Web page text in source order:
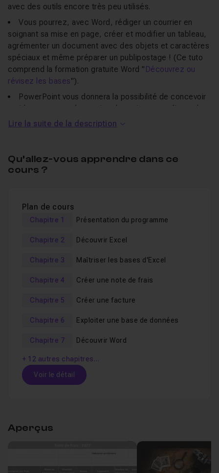
avec des outils encore très peu utilisés.
Vous pourrez, avec Word, rédiger un courrier en
soignant sa mise en page, créer et modifier un tableau,
agrémenter un document avec des objets et caractères
spéciaux et même préparer un publipostage ! (Ce tuto
comprend la formation gratuite Word " Découvrez ou
révisez les bases").
PowerPoint vous donnera la possibilité de concevoir
rapidement une présentation dynamique en utilisant des
outils performants.
quotidien et le langage simple et clair, vous permettront
d'aborder ce tuto très sereinement.
fin de cours.
Je vous souhaite une excellente formation !
Lire la suite de la description
Qu’allez-vous apprendre dans ce
cours ?
Plan de cours
Chapitre 1 Présentation du programme
Chapitre 2 Découvrir Excel
Chapitre 3 Maîtriser les bases d'Excel
Chapitre 4 Créer une note de frais
Chapitre 5 Créer une facture
Chapitre 6 Exploiter une base de données
Chapitre 7 Découvrir Word
+ 12 autres chapitres…
Voir le détail
Présentation du programme
Aperçus